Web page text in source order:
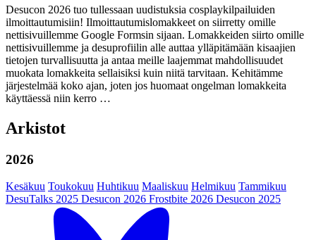
Desucon 2026 tuo tullessaan uudistuksia cosplaykilpailuiden
ilmoittautumisiin! Ilmoittautumislomakkeet on siirretty omille
nettisivuillemme Google Formsin sijaan. Lomakkeiden siirto omille
nettisivuillemme ja desuprofiilin alle auttaa ylläpitämään kisaajien
tietojen turvallisuutta ja antaa meille laajemmat mahdollisuudet
muokata lomakkeita sellaisiksi kuin niitä tarvitaan. Kehitämme
järjestelmää koko ajan, joten jos huomaat ongelman lomakkeita
käyttäessä niin kerro …
Arkistot
2026
Kesäkuu Toukokuu Huhtikuu Maaliskuu Helmikuu Tammikuu
DesuTalks 2025 Desucon 2026 Frostbite 2026 Desucon 2025